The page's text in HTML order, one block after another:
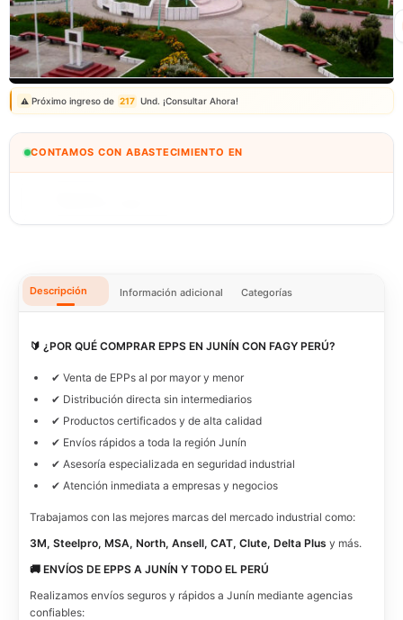
Correo: ventas@fagy.com.pe (01) 6371882 - 915 330 639
⚠️ Próximo ingreso de 217 Und. ¡Consultar Ahora!
CONTAMOS CON ABASTECIMIENTO EN
Descripción Información adicional Categorías
🔰 ¿POR QUÉ COMPRAR EPPS EN JUNÍN CON FAGY PERÚ?
✔ Venta de EPPs al por mayor y menor
✔ Distribución directa sin intermediarios
✔ Productos certificados y de alta calidad
✔ Envíos rápidos a toda la región Junín
✔ Asesoría especializada en seguridad industrial
✔ Atención inmediata a empresas y negocios
Trabajamos con las mejores marcas del mercado industrial como:
3M, Steelpro, MSA, North, Ansell, CAT, Clute, Delta Plus y más.
🚚 ENVÍOS DE EPPS A JUNÍN Y TODO EL PERÚ
Realizamos envíos seguros y rápidos a Junín mediante agencias
confiables: